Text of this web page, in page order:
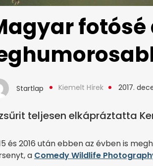
fotósé
Startlap Kiemelt Hírek 2017.
teljesen elkápráztatta
és 2016 után ebben az évben is
a Comedy Wildlife